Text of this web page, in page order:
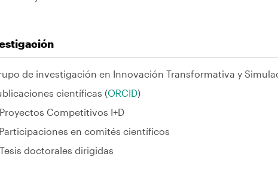
de investigación en Innovación Transformativa y
científicas (ORCID)
Competitivos I+D
en comités científicos
doctorales dirigidas